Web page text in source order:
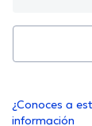
¿Conoces a
información